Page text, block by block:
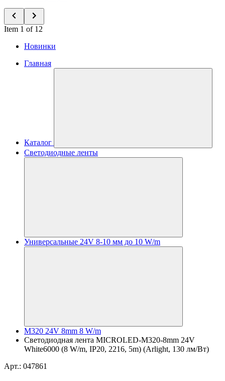
Item 1 of 12
Новинки
Главная
Каталог
Светодиодные ленты
Универсальные 24V 8-10 мм до 10 W/m
M320 24V 8mm 8 W/m
Светодиодная лента MICROLED-M320-8mm 24V
White6000 (8 W/m, IP20, 2216, 5m) (Arlight, 130 лм/Вт)
Арт.: 047861